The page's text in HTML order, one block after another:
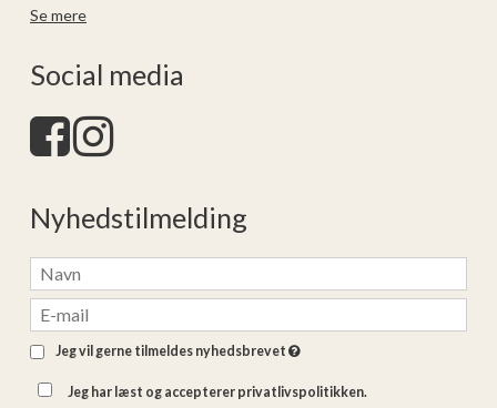
Se mere
Social media
Nyhedstilmelding
Jeg vil gerne tilmeldes nyhedsbrevet
Jeg har læst og accepterer privatlivspolitikken.